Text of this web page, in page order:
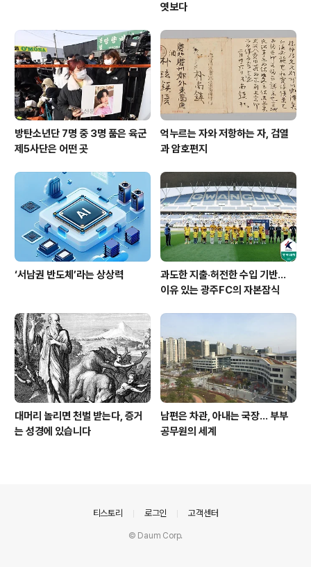
엿보다
방탄소년단 7명 중 3명 품은 육군
제5사단은 어떤 곳
억누르는 자와 저항하는 자, 검열
과 암호편지
‘서남권 반도체’라는 상상력
과도한 지출·허전한 수입 기반…
이유 있는 광주FC의 자본잠식
대머리 놀리면 천벌 받는다, 증거
는 성경에 있습니다
남편은 차관, 아내는 국장... 부부
공무원의 세계
티스토리 로그인 고객센터
© Daum Corp.